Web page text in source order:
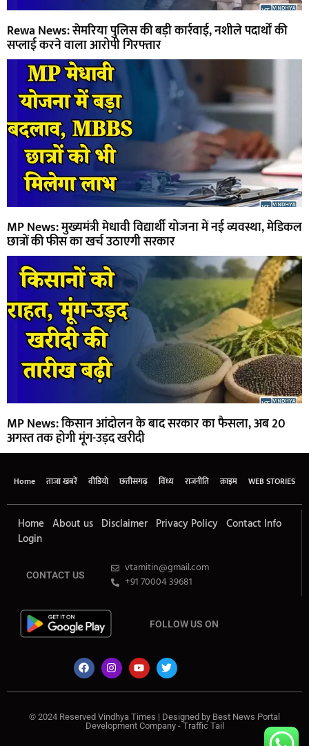
Rewa News: सेमरिया पुलिस की बड़ी कार्रवाई, नशीले पदार्थों की
सप्लाई करने वाला आरोपी गिरफ्तार
MP News: मुख्यमंत्री मेधावी विद्यार्थी योजना में नई व्यवस्था, मेडिकल
छात्रों की फीस का खर्च उठाएगी सरकार
MP News: किसान आंदोलन के बाद सरकार का फैसला, अब 20
अगस्त तक होगी मूंग-उड़द खरीदी
Home ताजा खबरें वीडियो छत्तीसगढ़ विंध्य राजनीति क्राइम WEB STORIES
Home About us Disclaimer Privacy Policy Contact Info
Login
CONTACT US
vtamitin@gmail.com
+91 70004 39681
FOLLOW US ON
© 2024 Reserved Vindhya Times | Designed by Best News Portal
Development Company- Traffic Tail